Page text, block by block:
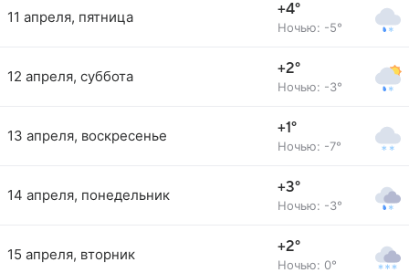
11 апреля, пятница +4°
Ночью: -5°
12 апреля, суббота +2°
Ночью: -3°
13 апреля, воскресенье +1°
Ночью: -7°
14 апреля, понедельник +3°
Ночью: -3°
15 апреля, вторник +2°
Ночью: 0°